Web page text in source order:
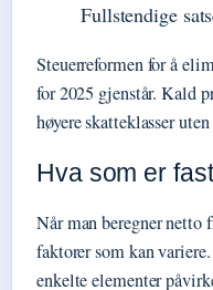
Fullstendige
Steuerreformen for å
for 2025 gjenstår. Kald
høyere skatteklasser
Hva som er
Når man beregner
faktorer som kan
enkelte elementer